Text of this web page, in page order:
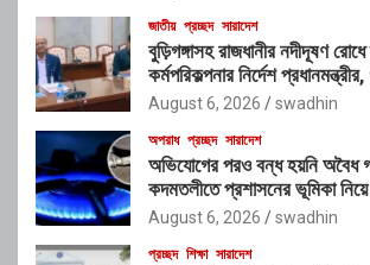
জাতীয় প্রচ্ছদ সারাদেশ
বুড়িগঙ্গাসহ রাজধানীর নদীদূষণ
কর্মপরিকল্পনার নির্দেশ
আন্তঃসংস্থা সমন্বয় কমিটি
August 6, 2026 swadhin
অপরাধ প্রচ্ছদ সারাদেশ
অভিযোগের পরও বন্ধ হয়নি অবৈধ
কদমতলীতে প্রশাসনের ভূমিকা
August 6, 2026 swadhin
প্রচ্ছদ শিক্ষা সারাদেশ